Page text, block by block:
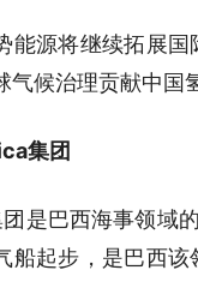
能源将继续拓展
气候治理贡献中国
集团
是巴西海事领域
船起步，是巴西